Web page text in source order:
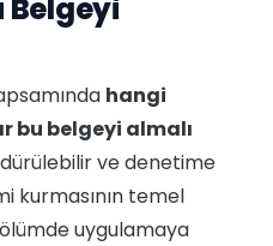
Belgeyi
hangi
bu belgeyi almalı
ve denetime
kurmasının temel
uygulamaya